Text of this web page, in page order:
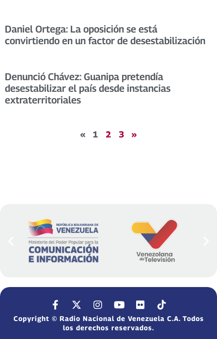
Daniel Ortega: La oposición se está
convirtiendo en un factor de desestabilización
Denunció Chávez: Guanipa pretendía
desestabilizar el país desde instancias
extraterritoriales
« 1 2 3 »
Copyright © Radio Nacional de Venezuela C.A. Todos
los derechos reservados.